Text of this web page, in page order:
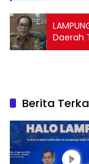
Daerah
Berita